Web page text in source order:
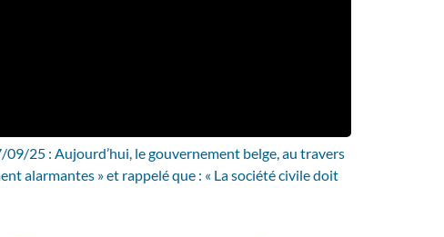
25 : Aujourd’hui, le gouvernement belge, au travers
alarmantes » et rappelé que : « La société civile doit